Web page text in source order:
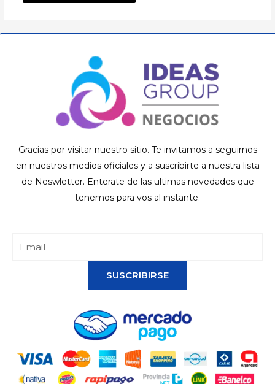
Gracias por visitar nuestro sitio. Te invitamos a seguirnos
en nuestros medios oficiales y a suscribirte a nuestra lista
de Neswletter. Enterate de las ultimas novedades que
tenemos para vos al instante.
SUSCRIBIRSE